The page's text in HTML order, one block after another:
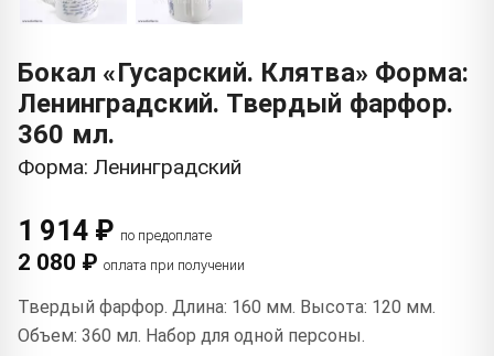
Бокал «Гусарский. Клятва» Форма:
Ленинградский. Твердый фарфор.
360 мл.
Форма: Ленинградский
1 914 ₽ по предоплате
2 080 ₽ оплата при получении
Твердый фарфор. Длина: 160 мм. Высота: 120 мм.
Объем: 360 мл. Набор для одной персоны.